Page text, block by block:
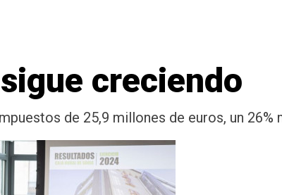
creciendo
de 25,9 millones de euros, un 26%